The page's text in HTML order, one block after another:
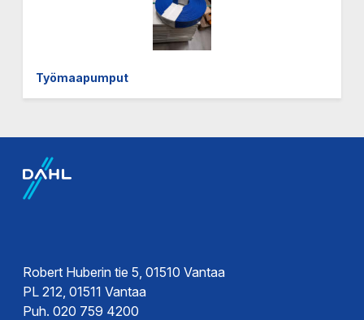
Työmaapumput
Robert Huberin tie 5, 01510 Vantaa
PL 212, 01511 Vantaa
Puh. 020 759 4200